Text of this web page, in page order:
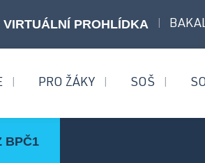
PRO ŽÁKY SOŠ
VIRTUÁLNÍ PROHLÍDKA
BPČ1